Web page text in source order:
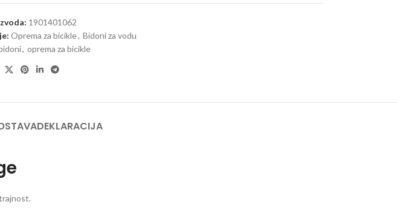
1901401062
Oprema za bicikle, Bidoni za vodu
, oprema za bicikle
DEKLARACIJA